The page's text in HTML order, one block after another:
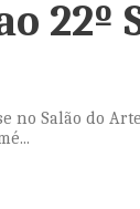
22º
no Salão do